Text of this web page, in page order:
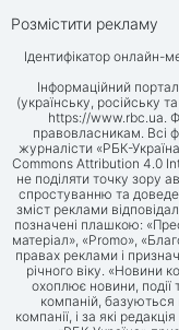
Розмістити рекламу
Ідентифікатор онлайн-
Інформаційний
(українську, російську
https://www.rbc.ua.
правовласникам. Всі
журналісти «РБК-
Commons Attribution 4.0
не поділяти точку зору
спростуванню та
зміст реклами
позначені плашкою:
матеріал», «Promo»,
правах реклами і
річного віку. «Новини
охоплює новини, події
компаній, базуються
компанії, і за які